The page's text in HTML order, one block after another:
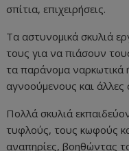
σπίτια, επιχειρήσεις.
Τα αστυνομικά σκυλιά
τους για να πιάσουν
τα παράνομα ναρκωτικά
αγνοούμενους και άλλες
Πολλά σκυλιά
τυφλούς, τους κωφούς
αναπηρίες, βοηθώντας